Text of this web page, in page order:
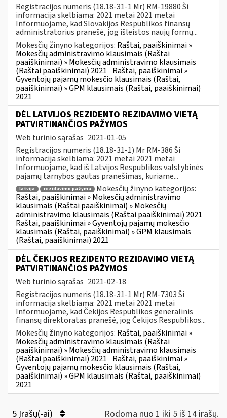
Registracijos numeris (18.18-31-1 Mr) RM-19880 Ši
informacija skelbiama: 2021 metai 2021 metai
Informuojame, kad Slovakijos Respublikos finansų
administratorius pranešė, jog išleistos naujų formų...
Mokesčių žinyno kategorijos: Raštai, paaiškinimai »
Mokesčių administravimo klausimais (Raštai
paaiškinimai) » Mokesčių administravimo klausimais
(Raštai paaiškinimai) 2021 Raštai, paaiškinimai »
Gyventojų pajamų mokesčio klausimais (Raštai,
paaiškinimai) » GPM klausimais (Raštai, paaiškinimai)
2021
DĖL LATVIJOS REZIDENTO REZIDAVIMO VIETĄ
PATVIRTINANČIOS PAŽYMOS
Web turinio sąrašas 2021-01-05
Registracijos numeris (18.18-31-1) Mr RM-386 Ši
informacija skelbiama: 2021 metai 2021 metai
Informuojame, kad iš Latvijos Respublikos valstybinės
pajamų tarnybos gautas pranešimas, kuriame...
latvija rezidavimo pažyma
Mokesčių žinyno kategorijos:
Raštai, paaiškinimai » Mokesčių administravimo
klausimais (Raštai paaiškinimai) » Mokesčių
administravimo klausimais (Raštai paaiškinimai) 2021
Raštai, paaiškinimai » Gyventojų pajamų mokesčio
klausimais (Raštai, paaiškinimai) » GPM klausimais
(Raštai, paaiškinimai) 2021
DĖL ČEKIJOS REZIDENTO REZIDAVIMO VIETĄ
PATVIRTINANČIOS PAŽYMOS
Web turinio sąrašas 2021-02-18
Registracijos numeris (18.18-31-1 Mr) RM-7303 Ši
informacija skelbiama: 2021 metai 2021 metai
Informuojame, kad Čekijos Respublikos generalinis
finansų direktoratas pranešė, jog Čekijos Respublikos...
Mokesčių žinyno kategorijos: Raštai, paaiškinimai »
Mokesčių administravimo klausimais (Raštai
paaiškinimai) » Mokesčių administravimo klausimais
(Raštai paaiškinimai) 2021 Raštai, paaiškinimai »
Gyventojų pajamų mokesčio klausimais (Raštai,
paaiškinimai) » GPM klausimais (Raštai, paaiškinimai)
2021
5 Įrašų(-ai) Rodoma nuo 1 iki 5 iš 14 irašų.